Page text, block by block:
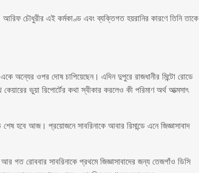
চৌধুরীর এই কর্মকাণ্ড এবং ব্যক্তিগত হয়রানির কারণে তিনি তাকে
অন্যের ওপর দোষ চাপিয়েছেন। এদিন দুপুরে রাজধানীর মিন্টো রোডে
ভুয়া রিপোর্টের কথা স্বীকার করলেও কী পরিমাণ অর্থ আত্মসাৎ
হবে আজ। প্রয়োজনে সাবরিনাকে আবার রিমান্ডে এনে জিজ্ঞাসাবাদ
গত রোববার সাবরিনাকে প্রথমে জিজ্ঞাসাবাদের জন্য তেজগাঁও ডিসি